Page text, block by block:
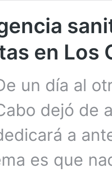
en Los
un día al
dejó de
a
es que